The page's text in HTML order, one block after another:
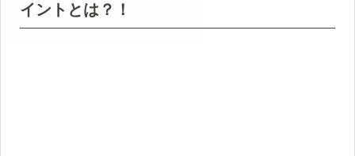
イントとは？！